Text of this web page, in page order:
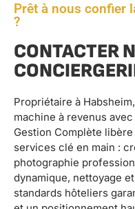
Prêt à nous confier
?
CONTACTER
Propriétaire à
machine à revenus
Gestion Complète
services clé en main :
photographie
dynamique, nettoyage
standards hôteliers